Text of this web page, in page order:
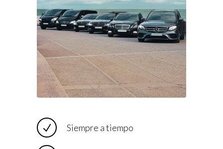
Siempre a tiempo